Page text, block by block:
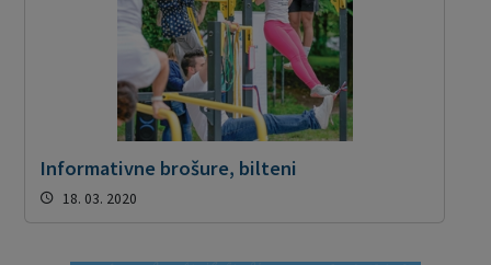
Informativne brošure, bilteni
18. 03. 2020